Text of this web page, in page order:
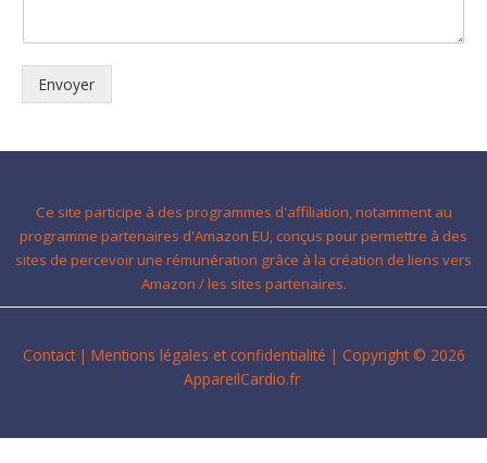
Envoyer
Ce site participe à des programmes d'affiliation, notamment au
programme partenaires d'Amazon EU, conçus pour permettre à des
sites de percevoir une rémunération grâce à la création de liens vers
Amazon / les sites partenaires.
Contact| Mentions légales et confidentialité | Copyright © 2026
AppareilCardio.fr